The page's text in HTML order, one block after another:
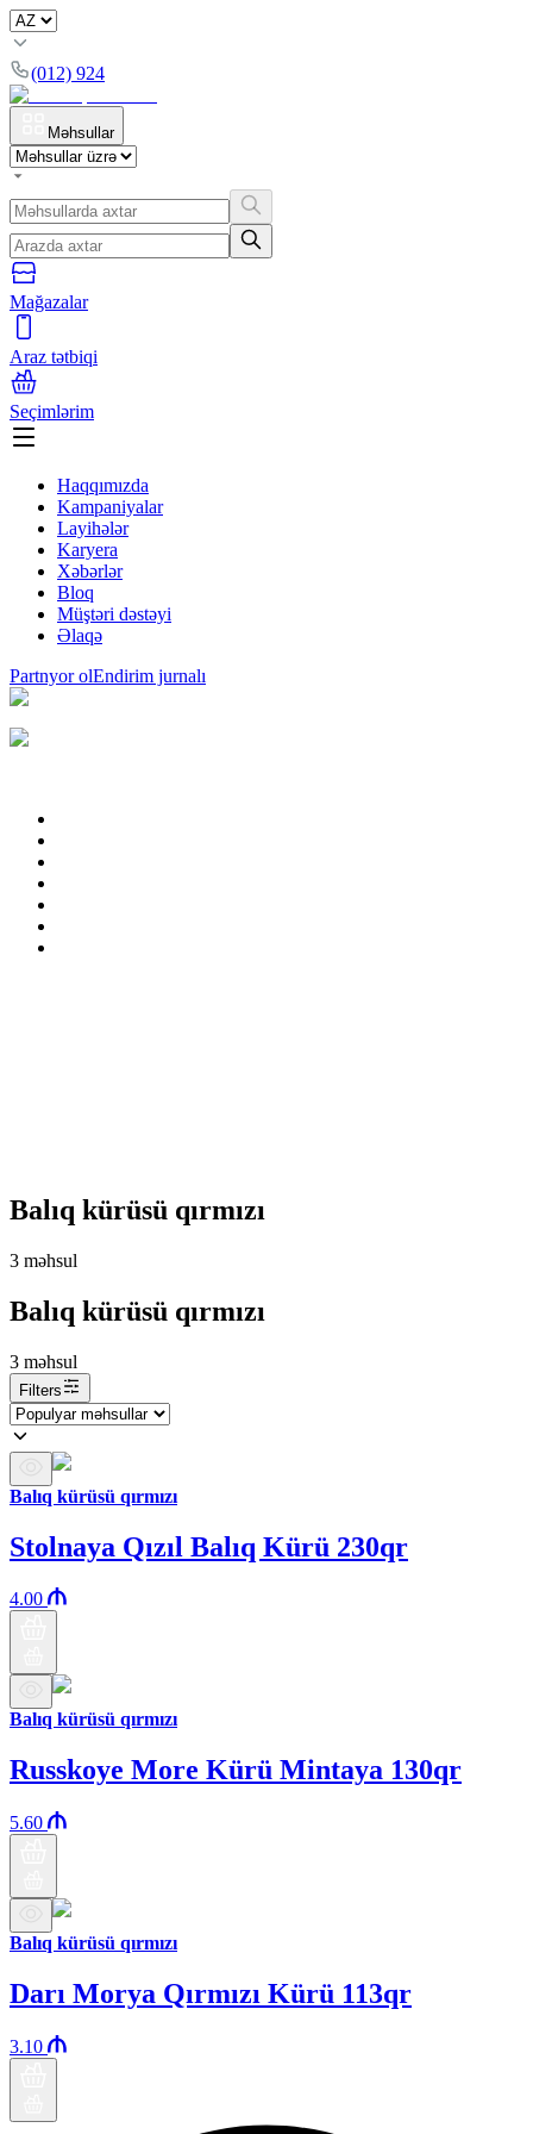
(012) 924
Məhsullar
Mağazalar
Araz tətbiqi
Seçimlərim
Haqqımızda
Kampaniyalar
Layihələr
Karyera
Xəbərlər
Bloq
Müştəri dəstəyi
Əlaqə
Partnyor olEndirim jurnalı
Balıq kürüsü qırmızı
3 məhsul
Balıq kürüsü qırmızı
3 məhsul
Filters
Balıq kürüsü qırmızı
Stolnaya Qızıl Balıq Kürü 230qr
4.00
Balıq kürüsü qırmızı
Russkoye More Kürü Mintaya 130qr
5.60
Balıq kürüsü qırmızı
Darı Morya Qırmızı Kürü 113qr
3.10